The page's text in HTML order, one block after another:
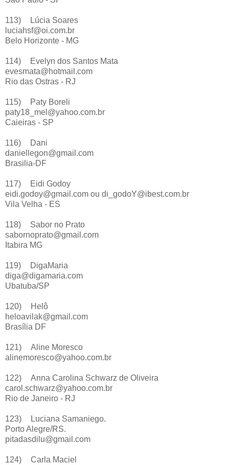
113)
Lúcia Soares
luciahsf@oi.com.br
Belo Horizonte - MG
114)
Evelyn dos Santos Mata
evesmata@hotmail.com
Rio das Ostras - RJ
115)
Paty Boreli
paty18_mel@yahoo.com.br
Caieiras - SP
116)
Dani
daniellegon@gmail.com
Brasilia-DF
117)
Eidi Godoy
eidi.godoy@gmail.com ou di_godoY@ibest.com.br
Vila Velha - ES
118)
Sabor no Prato
sabornoprato@gmail.com
Itabira MG
119)
DigaMaria
diga@digamaria.com
Ubatuba/SP
120)
Helô
heloavilak@gmail.com
Brasília DF
121)
Aline Moresco
alinemoresco@yahoo.com.br
122)
Anna Carolina Schwarz de Oliveira
carol.schwarz@yahoo.com.br
Rio de Janeiro - RJ
123)
Luciana Samaniego.
Porto Alegre/RS.
pitadasdilu@gmail.com
124)
Carla Maciel